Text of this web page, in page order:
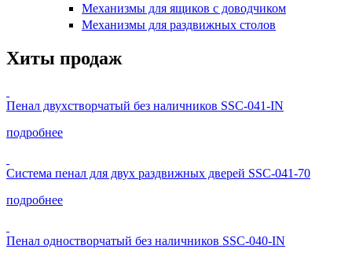
Механизмы для ящиков с доводчиком
Механизмы для раздвижных столов
Хиты продаж
Пенал двухстворчатый без наличников SSC-041-IN
подробнее
Система пенал для двух раздвижных дверей SSC-041-70
подробнее
Пенал одностворчатый без наличников SSC-040-IN